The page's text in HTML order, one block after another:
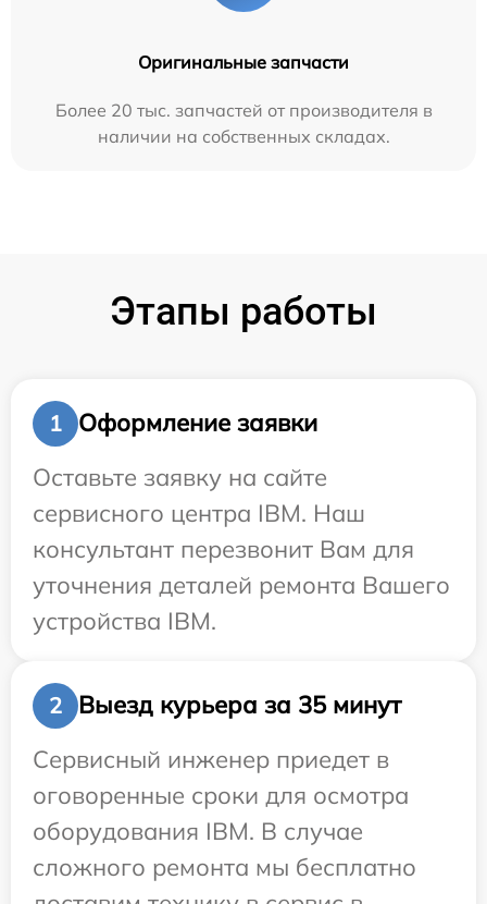
Оригинальные запчасти
Более 20 тыс. запчастей от производителя в
наличии на собственных складах.
Этапы работы
1
Оформление заявки
Оставьте заявку на сайте
сервисного центра IBM. Наш
консультант перезвонит Вам для
уточнения деталей ремонта Вашего
устройства IBM.
2
Выезд курьера за 35 минут
Сервисный инженер приедет в
оговоренные сроки для осмотра
оборудования IBM. В случае
сложного ремонта мы бесплатно